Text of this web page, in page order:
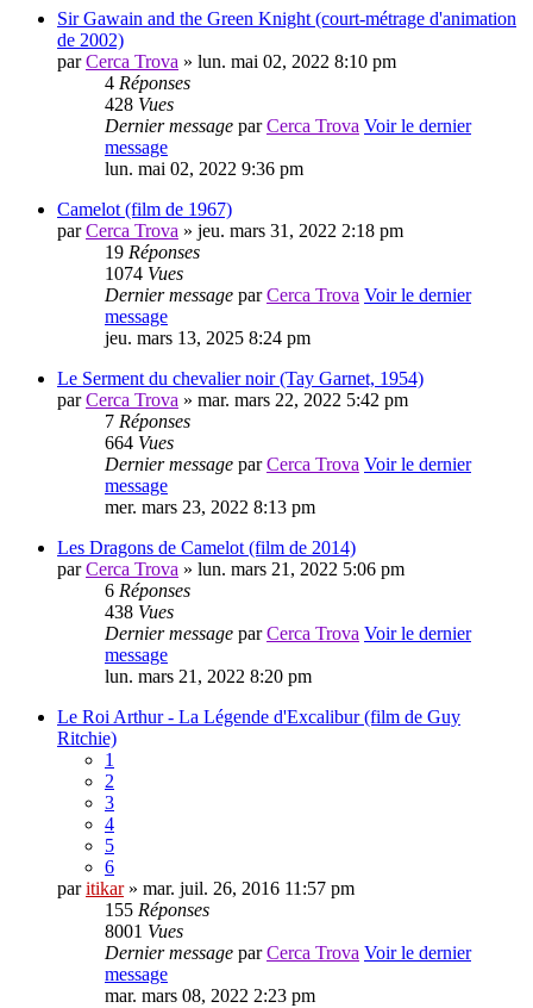
Sir Gawain and the Green Knight (court-métrage d'animation
de 2002)
parCerca Trova » lun. mai 02, 2022 8:10 pm
4 Réponses
428 Vues
Dernier message parCerca Trova Voir le dernier
message
lun. mai 02, 2022 9:36 pm
Camelot (film de 1967)
parCerca Trova » jeu. mars 31, 2022 2:18 pm
19 Réponses
1074 Vues
Dernier message parCerca Trova Voir le dernier
message
jeu. mars 13, 2025 8:24 pm
Le Serment du chevalier noir (Tay Garnet, 1954)
parCerca Trova » mar. mars 22, 2022 5:42 pm
7 Réponses
664 Vues
Dernier message parCerca Trova Voir le dernier
message
mer. mars 23, 2022 8:13 pm
Les Dragons de Camelot (film de 2014)
parCerca Trova » lun. mars 21, 2022 5:06 pm
6 Réponses
438 Vues
Dernier message parCerca Trova Voir le dernier
message
lun. mars 21, 2022 8:20 pm
Le Roi Arthur - La Légende d'Excalibur (film de Guy
Ritchie)
1
2
3
4
5
6
paritikar» mar. juil. 26, 2016 11:57 pm
155 Réponses
8001 Vues
Dernier message parCerca Trova Voir le dernier
message
mar. mars 08, 2022 2:23 pm